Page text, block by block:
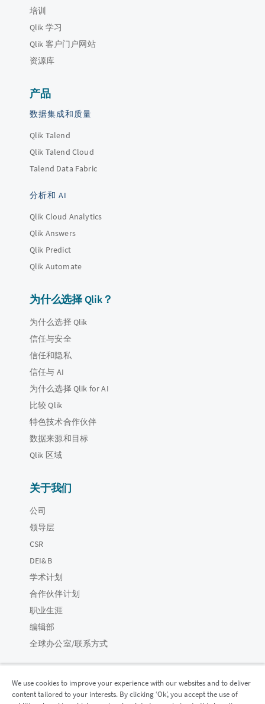
培训
Qlik 学习
Qlik 客户门户网站
资源库
产品
数据集成和质量
Qlik Talend
Qlik Talend Cloud
Talend Data Fabric
分析和 AI
Qlik Cloud Analytics
Qlik Answers
Qlik Predict
Qlik Automate
为什么选择 Qlik？
为什么选择 Qlik
信任与安全
信任和隐私
信任与 AI
为什么选择 Qlik for AI
比较 Qlik
特色技术合作伙伴
数据来源和目标
Qlik 区域
关于我们
公司
领导层
CSR
DEI&B
学术计划
合作伙伴计划
职业生涯
编辑部
全球办公室/联系方式
We use cookies to improve your experience with our websites and to deliver
content tailored to your interests. By clicking ‘Ok’, you accept the use of